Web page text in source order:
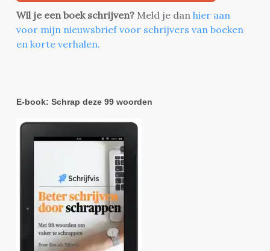
Wil je een boek schrijven? Meld je dan hier aan
voor mijn nieuwsbrief voor schrijvers van boeken
en korte verhalen.
E-book: Schrap deze 99 woorden